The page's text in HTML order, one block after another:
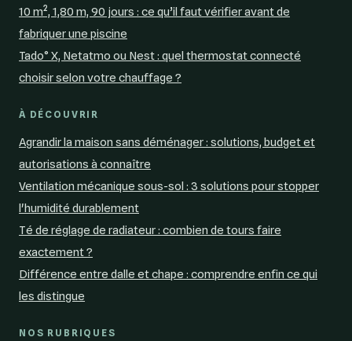
10 m², 1,80 m, 90 jours : ce qu’il faut vérifier avant de
fabriquer une piscine
Tado° X, Netatmo ou Nest : quel thermostat connecté
choisir selon votre chauffage ?
À DÉCOUVRIR
Agrandir la maison sans déménager : solutions, budget et
autorisations à connaître
Ventilation mécanique sous-sol : 3 solutions pour stopper
l'humidité durablement
Té de réglage de radiateur : combien de tours faire
exactement ?
Différence entre dalle et chape : comprendre enfin ce qui
les distingue
NOS RUBRIQUES